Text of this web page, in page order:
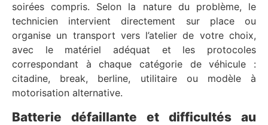
soirées compris. Selon la nature du problème, le
technicien intervient directement sur place ou
organise un transport vers l’atelier de votre choix,
avec le matériel adéquat et les protocoles
correspondant à chaque catégorie de véhicule :
citadine, break, berline, utilitaire ou modèle à
motorisation alternative.
Batterie défaillante et difficultés au